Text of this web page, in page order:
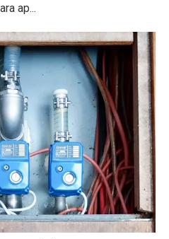
ap...